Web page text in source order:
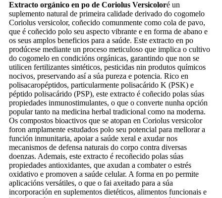
Extracto orgánico en po de Coriolus Versicoloré un
suplemento natural de primeira calidade derivado do cogomelo
Coriolus versicolor, coñecido comunmente como cola de pavo,
que é coñecido polo seu aspecto vibrante e en forma de abano e
os seus amplos beneficios para a saúde. Este extracto en po
prodúcese mediante un proceso meticuloso que implica o cultivo
do cogomelo en condicións orgánicas, garantindo que non se
utilicen fertilizantes sintéticos, pesticidas nin produtos químicos
nocivos, preservando así a súa pureza e potencia. Rico en
polisacaropéptidos, particularmente polisacárido K (PSK) e
péptido polisacárido (PSP), este extracto é coñecido polas súas
propiedades inmunostimulantes, o que o converte nunha opción
popular tanto na medicina herbal tradicional como na moderna.
Os compostos bioactivos que se atopan en Coriolus versicolor
foron amplamente estudados polo seu potencial para mellorar a
función inmunitaria, apoiar a saúde xeral e axudar nos
mecanismos de defensa naturais do corpo contra diversas
doenzas. Ademais, este extracto é recoñecido polas súas
propiedades antioxidantes, que axudan a combater o estrés
oxidativo e promoven a saúde celular. A forma en po permite
aplicacións versátiles, o que o fai axeitado para a súa
incorporación en suplementos dietéticos, alimentos funcionais e